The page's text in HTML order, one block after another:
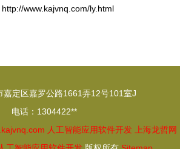
www.kajvnq.com/ly.html
嘉定区嘉罗公路1661弄12号101室J
电话：1304422**
人工智能应用软件开发
上海龙哲网